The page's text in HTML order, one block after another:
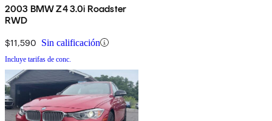
2003 BMW Z4 3.0i Roadster
RWD
$11,590 Sin calificación
Incluye tarifas de conc.